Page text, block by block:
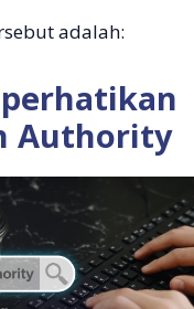
adalah:
Authority